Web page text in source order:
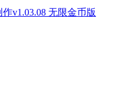
v1.03.08 无限金币版